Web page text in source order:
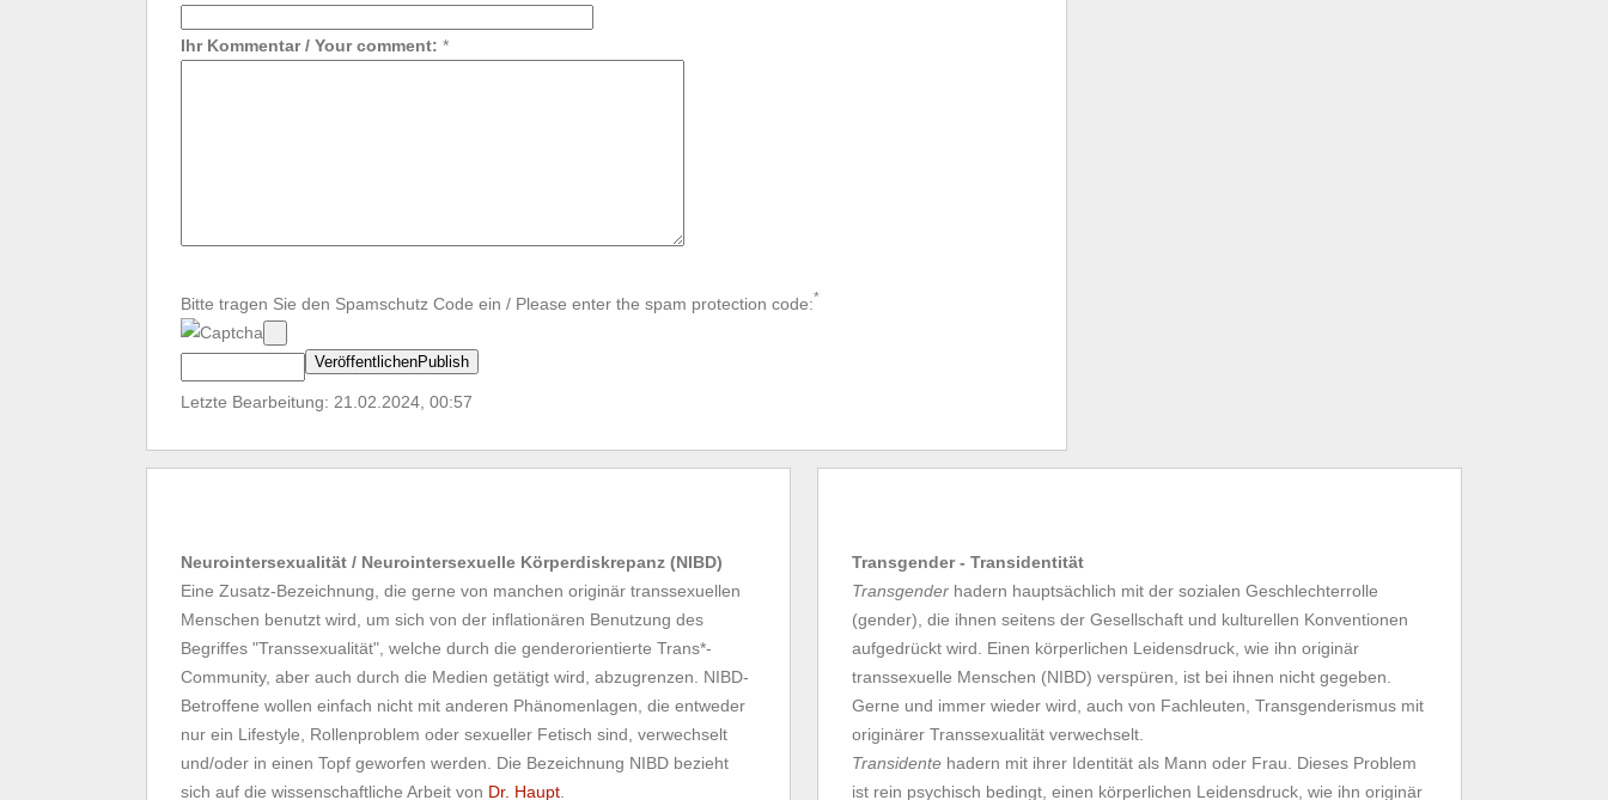
Ihr Kommentar / Your comment: *
Bitte tragen Sie den Spamschutz Code ein / Please enter the spam protection code:*
Letzte Bearbeitung: 21.02.2024, 00:57
Neurointersexualität / Neurointersexuelle Körperdiskrepanz (NIBD)
Eine Zusatz-Bezeichnung, die gerne von manchen originär transsexuellen
Menschen benutzt wird, um sich von der inflationären Benutzung des
Begriffes "Transsexualität", welche durch die genderorientierte Trans*-
Community, aber auch durch die Medien getätigt wird, abzugrenzen. NIBD-
Betroffene wollen einfach nicht mit anderen Phänomenlagen, die entweder
nur ein Lifestyle, Rollenproblem oder sexueller Fetisch sind, verwechselt
und/oder in einen Topf geworfen werden. Die Bezeichnung NIBD bezieht
sich auf die wissenschaftliche Arbeit von Dr. Haupt
Transgender - Transidentität
Transgender hadern hauptsächlich mit der sozialen Geschlechterrolle
(gender), die ihnen seitens der Gesellschaft und kulturellen Konventionen
aufgedrückt wird. Einen körperlichen Leidensdruck, wie ihn originär
transsexuelle Menschen (NIBD) verspüren, ist bei ihnen nicht gegeben.
Gerne und immer wieder wird, auch von Fachleuten, Transgenderismus mit
originärer Transsexualität verwechselt.
Transidente hadern mit ihrer Identität als Mann oder Frau. Dieses Problem
ist rein psychisch bedingt, einen körperlichen Leidensdruck, wie ihn originär